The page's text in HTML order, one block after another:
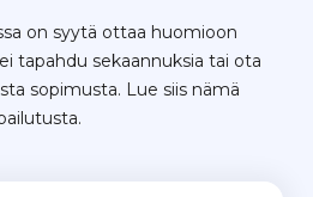
on syytä ottaa huomioon
tapahdu sekaannuksia tai ota
sopimusta. Lue siis nämä